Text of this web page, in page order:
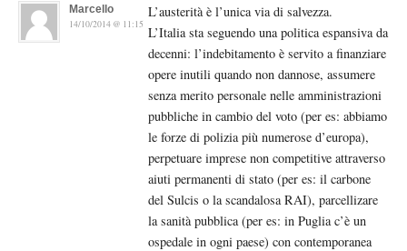
Marcello
14/10/2014 @ 11:15
L’austerità è l’unica via di salvezza.
L’Italia sta seguendo una politica espansiva da
decenni: l’indebitamento è servito a finanziare
opere inutili quando non dannose, assumere
senza merito personale nelle amministrazioni
pubbliche in cambio del voto (per es: abbiamo
le forze di polizia più numerose d’europa),
perpetuare imprese non competitive attraverso
aiuti permanenti di stato (per es: il carbone
del Sulcis o la scandalosa RAI), parcellizare
la sanità pubblica (per es: in Puglia c’è un
ospedale in ogni paese) con contemporanea